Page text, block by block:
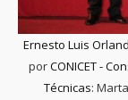
Ernesto Luis
porCONICET -
Técnicas: